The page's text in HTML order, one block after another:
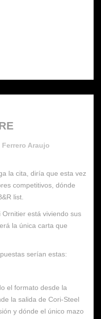
Araujo
la cita, diría que esta vez
competitivos, dónde
list.
está viviendo sus
la única carta que
serían estas:
el formato desde la
la salida de Cori-Steel
y dónde el único mazo